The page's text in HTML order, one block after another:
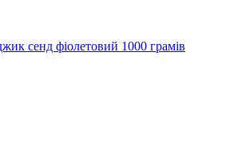
сенд фіолетовий 1000 грамів